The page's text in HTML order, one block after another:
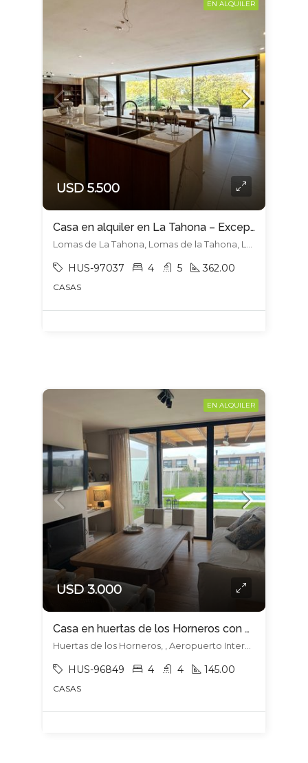
EN ALQUILER
USD 5.500
Casa en alquiler en La Tahona – Excepcional diseño y calidad
HUS-97037 4 5 362.00
CASAS
EN ALQUILER
USD 3.000
Casa en huertas de los Horneros con mejoras – Oportunidad
HUS-96849 4 4 145.00
CASAS